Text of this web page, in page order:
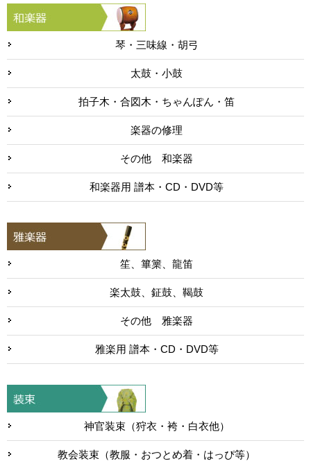
琴・三味線・胡弓
太鼓・小鼓
拍子木・合図木・ちゃんぽん・笛
楽器の修理
その他 和楽器
和楽器用 譜本・CD・DVD等
笙、篳篥、龍笛
楽太鼓、鉦鼓、鞨鼓
その他 雅楽器
雅楽用 譜本・CD・DVD等
神官装束（狩衣・袴・白衣他）
教会装束（教服・おつとめ着・はっぴ等）